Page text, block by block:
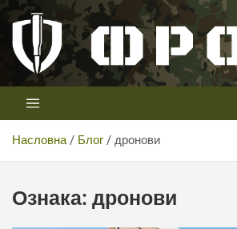
Скип
цонтент
Телевизија ФРОНТ
Први војни канал у Србији
Насловна Блог дронови
Ознака: дронови